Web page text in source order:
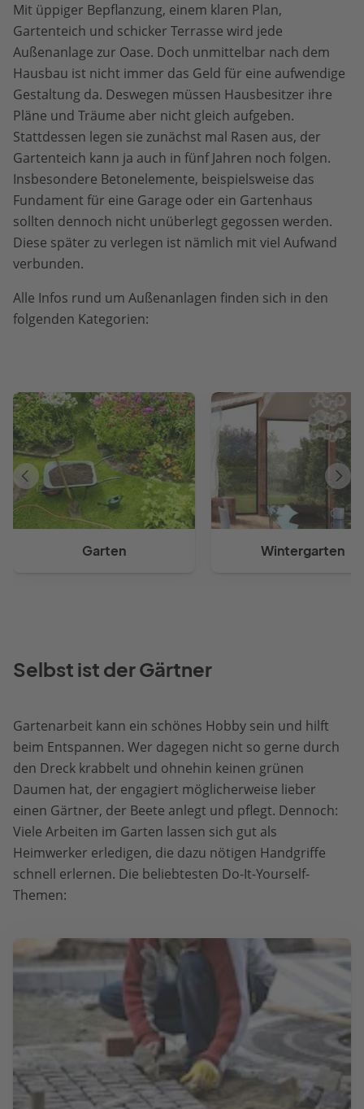
Mit üppiger Bepflanzung, einem klaren Plan,
Gartenteich und schicker Terrasse wird jede
Außenanlage zur Oase. Doch unmittelbar nach dem
Hausbau ist nicht immer das Geld für eine aufwendige
Gestaltung da. Deswegen müssen Hausbesitzer ihre
Pläne und Träume aber nicht gleich aufgeben.
Stattdessen legen sie zunächst mal Rasen aus, der
Gartenteich kann ja auch in fünf Jahren noch folgen.
Insbesondere Betonelemente, beispielsweise das
Fundament für eine Garage oder ein Gartenhaus
sollten dennoch nicht unüberlegt gegossen werden.
Diese später zu verlegen ist nämlich mit viel Aufwand
verbunden.
Alle Infos rund um Außenanlagen finden sich in den
folgenden Kategorien:
Garten Wintergarten
Vorheriger
Artikel
Selbst ist der Gärtner
Gartenarbeit kann ein schönes Hobby sein und hilft
beim Entspannen. Wer dagegen nicht so gerne durch
den Dreck krabbelt und ohnehin keinen grünen
Daumen hat, der engagiert möglicherweise lieber
einen Gärtner, der Beete anlegt und pflegt. Dennoch:
Viele Arbeiten im Garten lassen sich gut als
Heimwerker erledigen, die dazu nötigen Handgriffe
schnell erlernen. Die beliebtesten Do-It-Yourself-
Themen: